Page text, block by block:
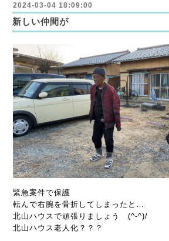
2024-03-04 18:09:00
新しい仲間が
緊急案件で保護
転んで右腕を骨折してしまったと…
北山ハウスで頑張りましょう (^-^)/
北山ハウス老人化？？？